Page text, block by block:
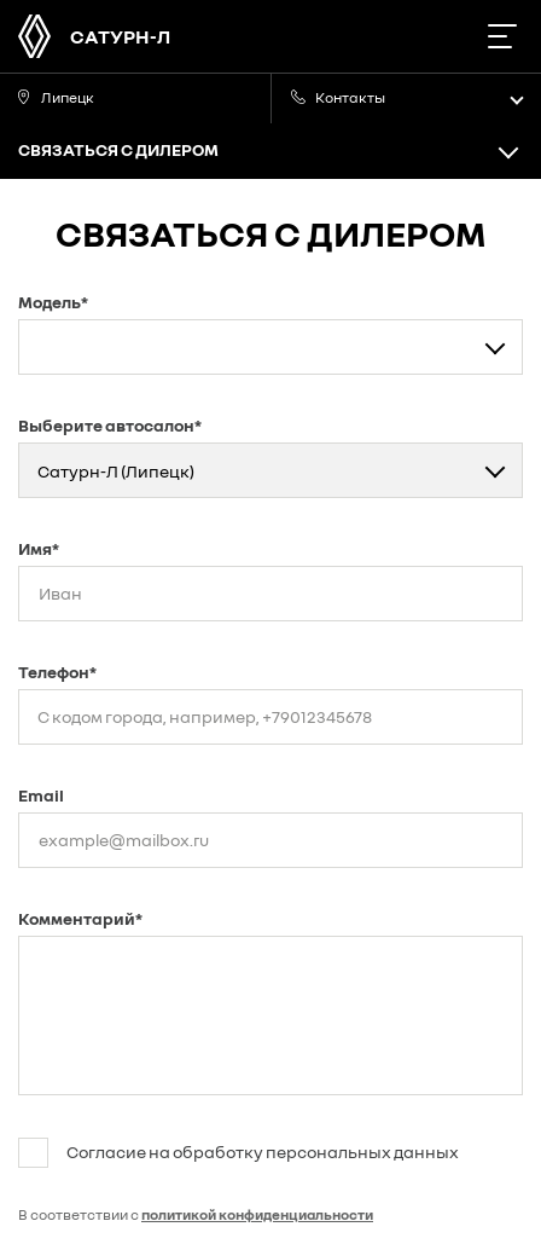
САТУРН-Л
Липецк Контакты
СВЯЗАТЬСЯ С ДИЛЕРОМ
СВЯЗАТЬСЯ С ДИЛЕРОМ
Модель*
Выберите автосалон*
Сатурн-Л (Липецк)
Имя*
Телефон*
Email
Комментарий*
Согласие на обработку персональных данных
В соответствии сполитикой конфиденциальности